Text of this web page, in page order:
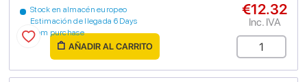
Stock en almacén europeo
Estimación de llegada 6 Days
from purchase
€12.32
Inc. IVA
AÑADIR AL CARRITO